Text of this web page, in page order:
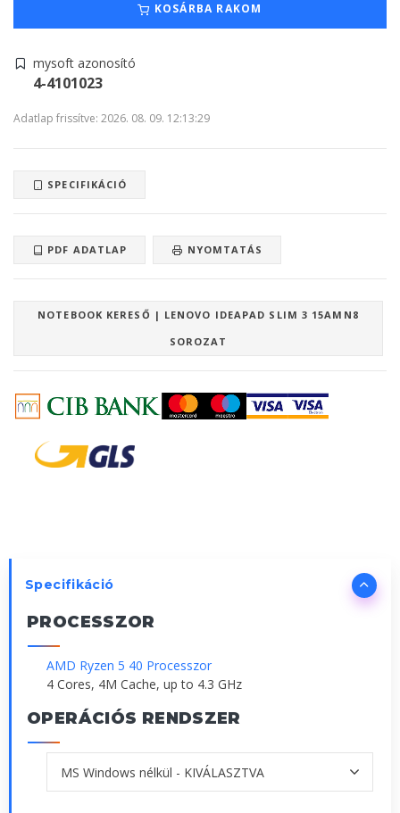
KOSÁRBA RAKOM
mysoft azonosító
4-4101023
Adatlap frissítve: 2026. 08. 09. 12:13:29
SPECIFIKÁCIÓ
PDF ADATLAP NYOMTATÁS
NOTEBOOK KERESŐ | LENOVO IDEAPAD SLIM 3 15AMN8
SOROZAT
Specifikáció
PROCESSZOR
AMD Ryzen 5 40 Processzor
4 Cores, 4M Cache, up to 4.3 GHz
OPERÁCIÓS RENDSZER